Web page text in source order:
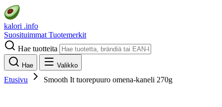
kalori .info
Suosituimmat Tuotemerkit
Hae tuotteita
Hae Valikko
Etusivu Smooth It tuorepuuro omena-kaneli 270g